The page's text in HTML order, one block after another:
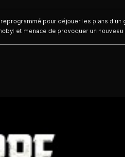
pour déjouer les plans d'un
et menace de provoquer un nouveau